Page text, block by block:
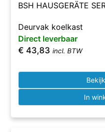
BSH HAUSGERÄTE
Deurvak koelkast
Direct leverbaar
€ 43,83 incl. BTW
In